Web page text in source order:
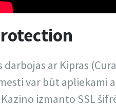
ar Kipras
var būt apliekami
izmanto SSL